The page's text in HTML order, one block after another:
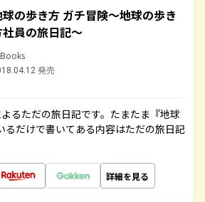
の歩き方 ガチ冒険～地球の歩き
員の旅日記～
発売
るただの旅日記です。たまたま『地球
るだけで書いてある内容はただの旅日記
詳細を見る